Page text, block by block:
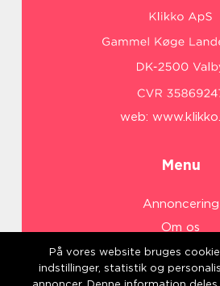
web:
Menu
Annoncering
Om os
Cookies
Kontakt os
På vores website bruges
indstillinger, statistik og